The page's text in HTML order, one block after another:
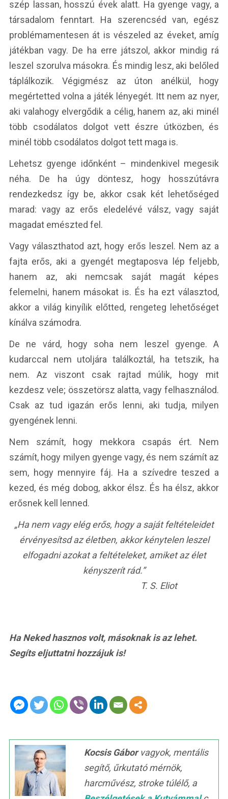
szép lassan, hosszú évek alatt. Ha gyenge vagy, a
társadalom fenntart. Ha szerencséd van, egész
problémamentesen át is vészeled az éveket, amíg
játékban vagy. De ha erre játszol, akkor mindig rá
leszel szorulva másokra. És mindig lesz, aki belőled
táplálkozik. Végigmész az úton anélkül, hogy
megértetted volna a játék lényegét. Itt nem az nyer,
aki valahogy elvergődik a célig, hanem az, aki minél
több csodálatos dolgot vett észre útközben, és
minél több csodálatos dolgot tett maga is.
Lehetsz gyenge időnként – mindenkivel megesik
néha. De ha úgy döntesz, hogy hosszútávra
rendezkedsz így be, akkor csak két lehetőséged
marad: vagy az erős eledelévé válsz, vagy saját
magadat emészted fel.
Vagy választhatod azt, hogy erős leszel. Nem az a
fajta erős, aki a gyengét megtaposva lép feljebb,
hanem az, aki nemcsak saját magát képes
felemelni, hanem másokat is. És ha ezt választod,
akkor a világ kinyílik előtted, rengeteg lehetőséget
kínálva számodra.
De ne várd, hogy soha nem leszel gyenge. A
kudarccal nem utoljára találkoztál, ha tetszik, ha
nem. Az viszont csak rajtad múlik, hogy mit
kezdesz vele; összetörsz alatta, vagy felhasználod.
Csak az tud igazán erős lenni, aki tudja, milyen
gyengének lenni.
Nem számít, hogy mekkora csapás ért. Nem
számít, hogy milyen gyenge vagy, és nem számít az
sem, hogy mennyire fáj. Ha a szívedre teszed a
kezed, és még dobog, akkor élsz. És ha élsz, akkor
erősnek kell lenned.
„Ha nem vagy elég erős, hogy a saját feltételeidet
érvényesítsd az életben, akkor kénytelen leszel
elfogadni azokat a feltételeket, amiket az élet
kényszerít rád.”
T. S. Eliot
Ha Neked hasznos volt, másoknak is az lehet.
Segíts eljuttatni hozzájuk is!
Kocsis Gáborvagyok, mentális
segítő, űrkutató mérnök,
harcművész, stroke túlélő, a